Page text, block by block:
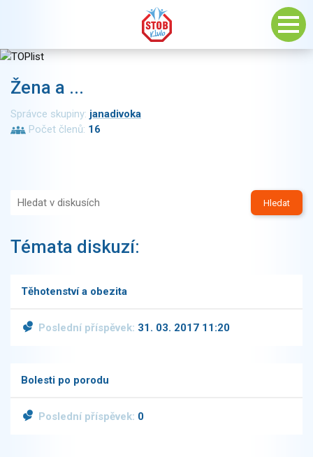
Žena a ...
Správce skupiny: janadivoka
Počet členů: 16
Hledat
Témata diskuzí:
Těhotenství a obezita
Poslední příspěvek: 31. 03. 2017 11:20
Bolesti po porodu
Poslední příspěvek: 0